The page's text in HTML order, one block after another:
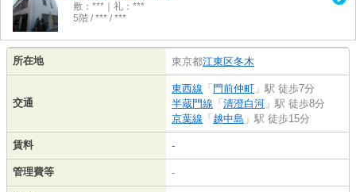
敷：***｜礼：***
5階 / *** / ***
所在地 東京都江東区冬木
交通
東西線 「 門前仲町 」駅 徒歩7分
半蔵門線 「 清澄白河 」駅 徒歩8分
京葉線 「 越中島 」駅 徒歩15分
賃料 -
管理費等 -